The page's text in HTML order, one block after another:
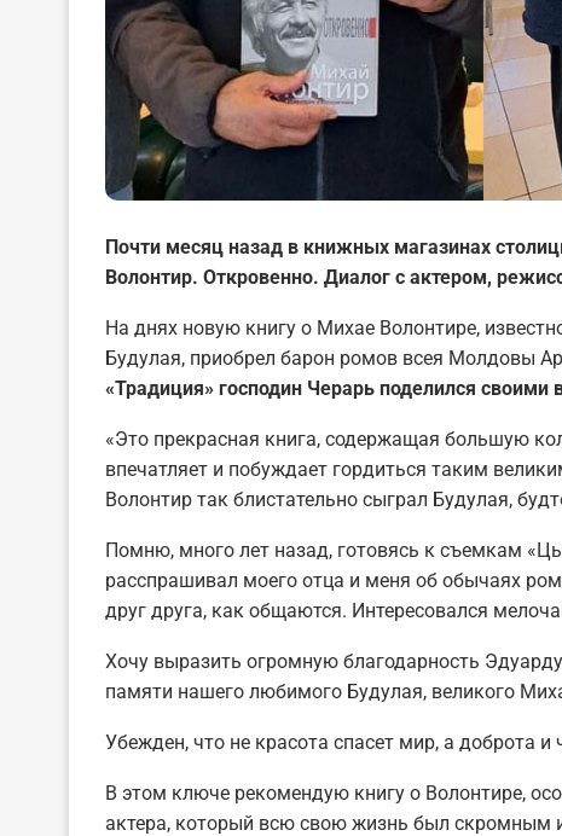
Почти месяц назад в книжных магазинах
Волонтир. Откровенно. Диалог с актером,
На днях новую книгу о Михае Волонтире,
Будулая, приобрел барон ромов всея Молдовы
«Традиция» господин Черарь поделился своими
«Это прекрасная книга, содержащая большую
впечатляет и побуждает гордиться таким
Волонтир так блистательно сыграл Будулая,
Помню, много лет назад, готовясь к съемкам
расспрашивал моего отца и меня об обычаях
друг друга, как общаются. Интересовался
Хочу выразить огромную благодарность
памяти нашего любимого Будулая, великого
Убежден, что не красота спасет мир, а доброта и
В этом ключе рекомендую книгу о Волонтире,
актера, который всю свою жизнь был скромным